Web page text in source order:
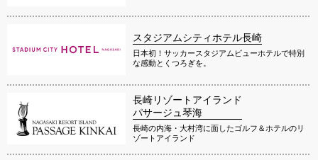
スタジアムシティホテル長崎
日本初！サッカースタジアムビューホテルで特別
な感動とくつろぎを。
長崎リゾートアイランド
パサージュ琴海
長崎の内海・大村湾に面したゴルフ＆ホテルのリ
ゾートアイランド